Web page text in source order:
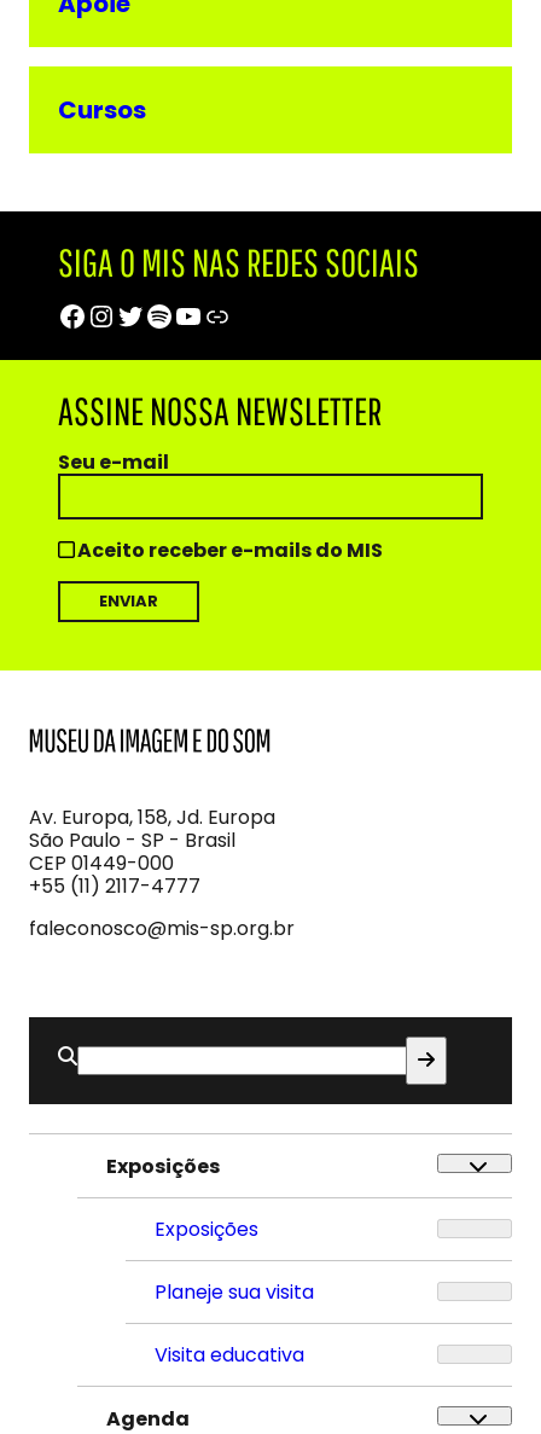
Cursos
SIGA O MIS NAS REDES SOCIAIS
Facebook
Instagram
Twitter
Spotify
Youtube
Trip Advisor
ASSINE NOSSA NEWSLETTER
Seu e-mail
Aceito receber e-mails do MIS
Imagem
e
do
Som
Av. Europa, 158, Jd. Europa
São Paulo - SP - Brasil
CEP 01449-000
+55 (11) 2117-4777
faleconosco@mis-sp.org.br
Buscar
por:
Exposições
Exposições
Planeje sua visita
Visita educativa
Agenda